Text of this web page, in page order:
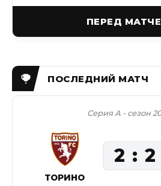
ПЕРЕД
Серия А - сезон
ТОРИНО
2 2